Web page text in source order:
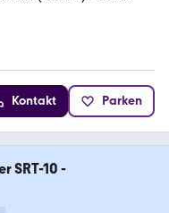
Kontakt Parken
SRT-10 -